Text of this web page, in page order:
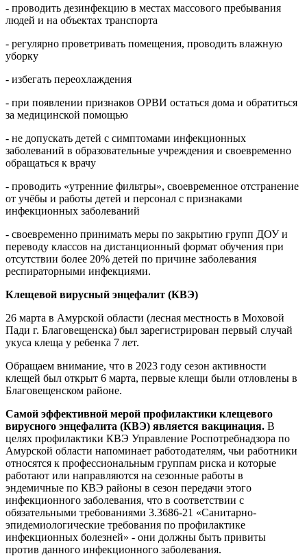
- проводить дезинфекцию в местах массового пребывания
людей и на объектах транспорта
- регулярно проветривать помещения, проводить влажную
уборку
- избегать переохлаждения
- при появлении признаков ОРВИ остаться дома и обратиться
за медицинской помощью
- не допускать детей с симптомами инфекционных
заболеваний в образовательные учреждения и своевременно
обращаться к врачу
- проводить «утренние фильтры», своевременное отстранение
от учёбы и работы детей и персонал с признаками
инфекционных заболеваний
- своевременно принимать меры по закрытию групп ДОУ и
переводу классов на дистанционный формат обучения при
отсутствии более 20% детей по причине заболевания
респираторными инфекциями.
Клещевой вирусный энцефалит (КВЭ)
26 марта в Амурской области (лесная местность в Моховой
Пади г. Благовещенска) был зарегистрирован первый случай
укуса клеща у ребенка 7 лет.
Обращаем внимание, что в 2023 году сезон активности
клещей был открыт 6 марта, первые клещи были отловлены в
Благовещенском районе.
Самой эффективной мерой профилактики клещевого
вирусного энцефалита (КВЭ) является вакцинация. В
целях профилактики КВЭ Управление Роспотребнадзора по
Амурской области напоминает работодателям, чьи работники
относятся к профессиональным группам риска и которые
работают или направляются на сезонные работы в
эндемичные по КВЭ районы в сезон передачи этого
инфекционного заболевания, что в соответствии с
обязательными требованиями 3.3686-21 «Санитарно-
эпидемиологические требования по профилактике
инфекционных болезней» - они должны быть привиты
против данного инфекционного заболевания.